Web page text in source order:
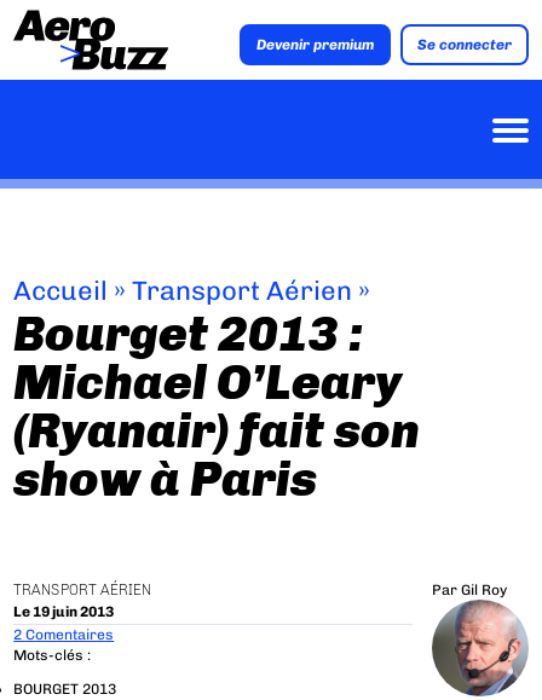
Devenir premium Se connecter
Accueil »Transport Aérien »
Bourget 2013 :
Michael O’Leary
(Ryanair) fait son
show à Paris
TRANSPORT AÉRIEN
Le 19 juin 2013
Par Gil Roy
2 Comentaires
Mots-clés :
BOURGET 2013